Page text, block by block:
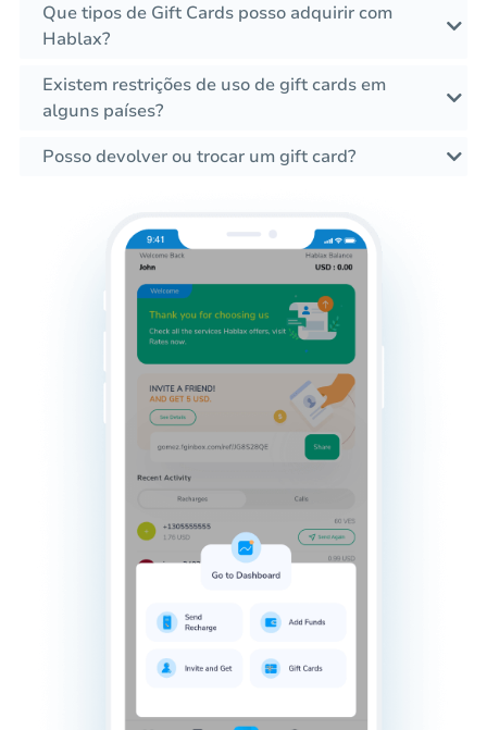
Que tipos de Gift Cards posso adquirir com
Hablax?
Existem restrições de uso de gift cards em
alguns países?
Posso devolver ou trocar um gift card?